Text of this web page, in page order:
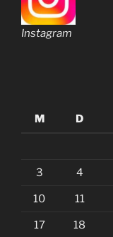
Instagram
M
D
3 4
10 11
17 18